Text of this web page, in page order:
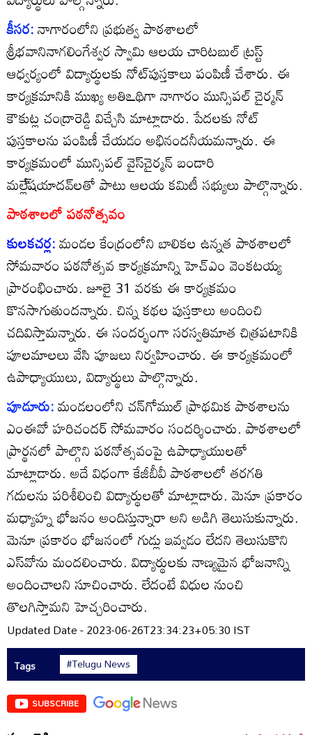
కీసర:నాగారంలోని ప్రభుత్వ పాఠశాలలో
శ్రీభవానినాగలింగేశ్వర స్వామి ఆలయ చారిటబుల్‌ ట్రస్ట్‌
ఆధ్వర్యంలో విద్యార్థులకు నోట్‌పుస్తకాలు పంపిణీ చేశారు. ఈ
కార్యక్రమానికి ముఖ్య అతిఽథిగా నాగారం మున్సిపల్‌ చైర్మన్‌
కౌకుట్ల చంద్రారెడ్డి విచ్చేసి మాట్లాడారు. పేదలకు నోట్‌
పుస్తకాలను పంపిణీ చేయడం అభినందనీయమన్నారు. ఈ
కార్యక్రమంలో మున్సిపల్‌ వైస్‌చైర్మన్‌ బండారి
మల్లే్‌షయాదవ్‌లతో పాటు ఆలయ కమిటీ సభ్యులు పాల్గొన్నారు.
పాఠశాలలో పఠనోత్సవం
కులకచర్ల:మండల కేంద్రంలోని బాలికల ఉన్నత పాఠశాలలో
సోమవారం పఠనోత్సవ కార్యక్రమాన్ని హెచ్‌ఎం వెంకటయ్య
ప్రారంభించారు. జూలై 31 వరకు ఈ కార్యక్రమం
కొనసాగుతుందన్నారు. చిన్న కథల పుస్తకాలు అందించి
చదివిస్తామన్నారు. ఈ సందర్భంగా సరస్వతిమాత చిత్రపటానికి
పూలమాలలు వేసి పూజలు నిర్వహించారు. ఈ కార్యక్రమంలో
ఉపాధ్యాయులు, విద్యార్థులు పాల్గొన్నారు.
పూడూరు:మండలంలోని చన్‌గోముల్‌ ప్రాథమిక పాఠశాలను
ఎంఈవో హరిచందర్‌ సోమవారం సందర్శించారు. పాఠశాలలో
ప్రార్థనలో పాల్గొని పఠనోత్సవంపై ఉపాధ్యాయులతో
మాట్లాడారు. అదే విధంగా కేజీబీవీ పాఠశాలలో తరగతి
గదులను పరిశీలించి విద్యార్థులతో మాట్లాడారు. మెనూ ప్రకారం
మధ్యాహ్న భోజనం అందిస్తున్నారా అని అడిగి తెలుసుకున్నారు.
మెనూ ప్రకారం భోజనంలో గుడ్లు ఇవ్వడం లేదని తెలుసుకొని
ఎస్‌వోను మందలించారు. విద్యార్థులకు నాణ్యమైన భోజనాన్ని
అందించాలని సూచించారు. లేదంటే విధుల నుంచి
తొలగిస్తామని హెచ్చరించారు.
Updated Date - 2023-06-26T23:34:23+05:30 IST
Tags #Telugu News
SUBSCRIBE